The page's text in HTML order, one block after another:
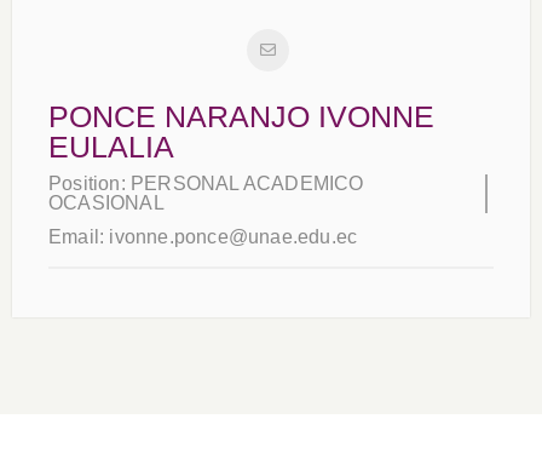
PONCE NARANJO IVONNE
EULALIA
Position: PERSONAL ACADEMICO
OCASIONAL
Email: ivonne.ponce@unae.edu.ec